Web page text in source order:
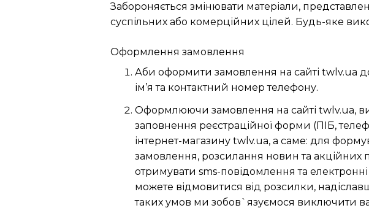
Забороняється змінювати матеріали,
суспільних або комерційних цілей. Будь-яке
Оформлення замовлення
Аби оформити замовлення на сайті twlv.ua
ім’я та контактний номер телефону.
Оформлюючи замовлення на сайті twlv.ua,
заповнення реєстраційної форми (ПІБ,
інтернет-магазину twlv.ua, а саме: для
замовлення, розсилання новин та
отримувати sms-повідомлення та
можете відмовитися від розсилки,
таких умов ми зобов`язуємося виключити